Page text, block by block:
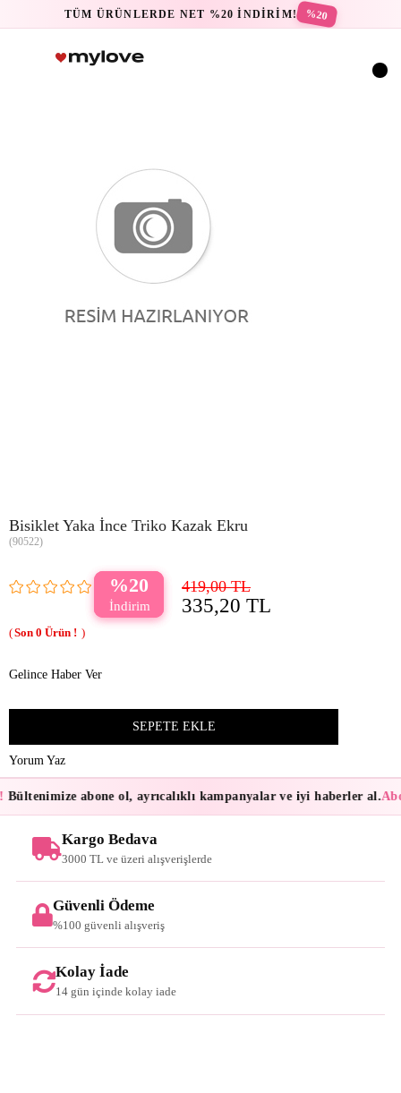
TÜM ÜRÜNLERDE NET %20 İNDİRİM! %20
Bisiklet Yaka İnce Triko Kazak Ekru
(90522)
20 419,00 TL
335,20 TL
0
Gelince Haber Ver
Yorum Yaz
Bültenimize abone ol, ayrıcalıklı kampanyalar ve iyi haberler al.
Kargo Bedava
3000 TL ve üzeri alışverişlerde
Güvenli Ödeme
%100 güvenli alışveriş
Kolay İade
14 gün içinde kolay iade